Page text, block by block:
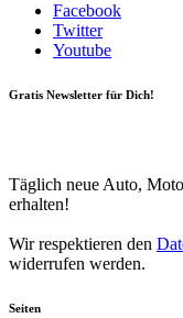
Facebook
Twitter
Youtube
Gratis Newsletter für Dich!
Täglich neue Auto,
erhalten!
Wir respektieren den
widerrufen werden.
Seiten